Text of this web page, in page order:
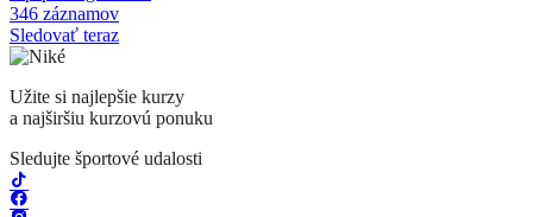
346 záznamov
Sledovať teraz
Užite si najlepšie kurzy
a najširšiu kurzovú ponuku
Sledujte športové udalosti